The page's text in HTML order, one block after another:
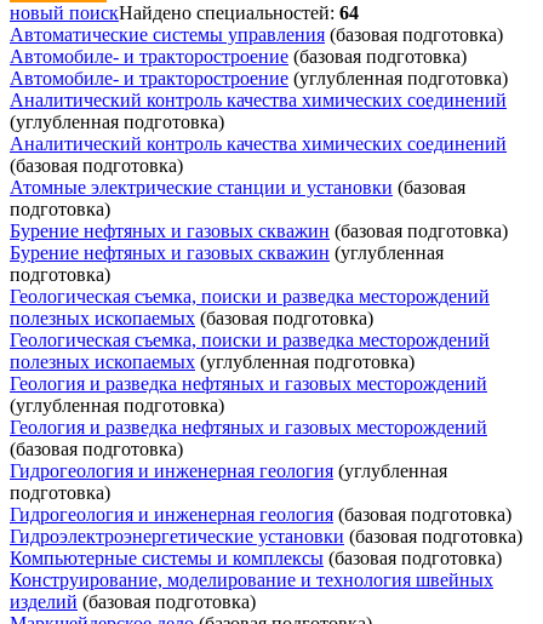
новый поискНайдено специальностей: 64
Автоматические системы управления (базовая подготовка)
Автомобиле- и тракторостроение (базовая подготовка)
Автомобиле- и тракторостроение (углубленная подготовка)
Аналитический контроль качества химических соединений
(углубленная подготовка)
Аналитический контроль качества химических соединений
(базовая подготовка)
Атомные электрические станции и установки (базовая
подготовка)
Бурение нефтяных и газовых скважин (базовая подготовка)
Бурение нефтяных и газовых скважин (углубленная
подготовка)
Геологическая съемка, поиски и разведка месторождений
полезных ископаемых (базовая подготовка)
Геологическая съемка, поиски и разведка месторождений
полезных ископаемых (углубленная подготовка)
Геология и разведка нефтяных и газовых месторождений
(углубленная подготовка)
Геология и разведка нефтяных и газовых месторождений
(базовая подготовка)
Гидрогеология и инженерная геология (углубленная
подготовка)
Гидрогеология и инженерная геология (базовая подготовка)
Гидроэлектроэнергетические установки (базовая подготовка)
Компьютерные системы и комплексы (базовая подготовка)
Конструирование, моделирование и технология швейных
изделий (базовая подготовка)